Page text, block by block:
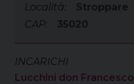
Località:
Stroppare
CAP:
35020
INCARICHI
Lucchini don Francesco